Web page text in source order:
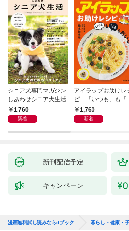
シニア犬専門マガジン
しあわせシニア犬生活
1,760
新着
アイラップお助けレ
ピ 「いつも」も「
しも」もおいしい！
1,760
新着
新刊配信予定
キャンペーン
漫画無料試し読みならdブック 暮らし・健康・